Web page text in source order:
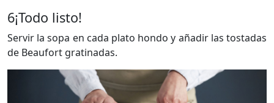
6¡Todo listo!
Servir la sopa en cada plato hondo y añadir las tostadas
de Beaufort gratinadas.